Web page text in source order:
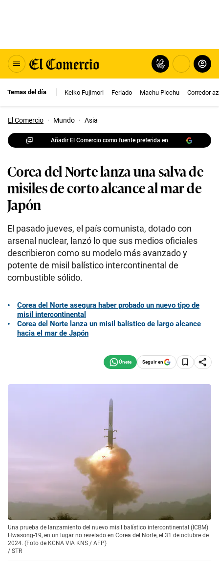
Temas del día Keiko Fujimori Feriado Machu Picchu Corredor
El Comercio · Mundo · Asia
Añadir El Comercio como fuente preferida en
Corea del Norte lanza una salva de
misiles de corto alcance al mar de
Japón
El pasado jueves, el país comunista, dotado con
arsenal nuclear, lanzó lo que sus medios oficiales
describieron como su modelo más avanzado y
potente de misil balístico intercontinental de
combustible sólido.
Corea del Norte asegura haber probado un nuevo tipo de
misil intercontinental
Corea del Norte lanza un misil balístico de largo alcance
hacia el mar de Japón
Seguir en
Una prueba de lanzamiento del nuevo misil balístico intercontinental (ICBM)
Hwasong-19, en un lugar no revelado en Corea del Norte, el 31 de octubre de
2024. (Foto de KCNA VIA KNS / AFP)
/ STR